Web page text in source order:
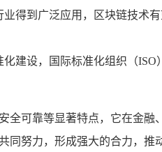
得到广泛应用，区块链技术
建设，国际标准化组织（
全可靠等显著特点，它在金
努力，形成强大的合力，